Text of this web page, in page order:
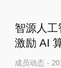
智源人
激励 AI
成员动态